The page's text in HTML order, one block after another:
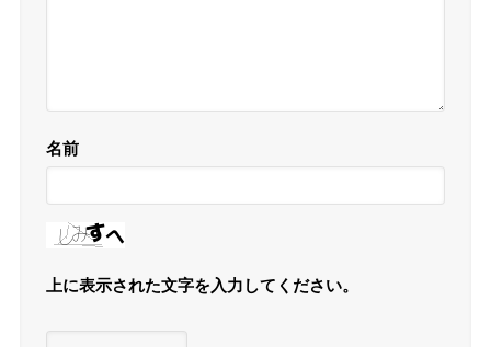
名前
上に表示された文字を入力してください。